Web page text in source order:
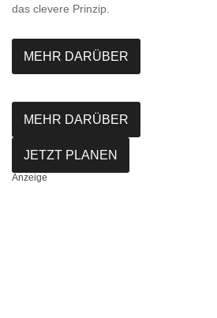
das clevere Prinzip.
MEHR DARÜBER
MEHR DARÜBER
JETZT PLANEN
Anzeige